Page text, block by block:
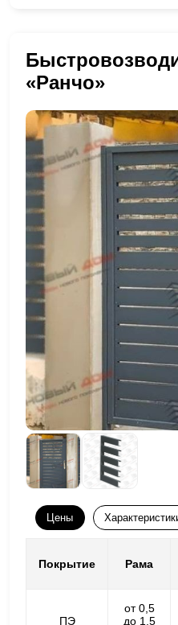
«Ранчо»
Цены
Покрытие Рама
ПЭ
от 0,5
до 1,5